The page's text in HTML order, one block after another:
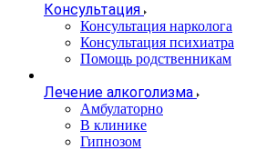
Консультация
Консультация нарколога
Консультация психиатра
Помощь родственникам
Лечение алкоголизма
Амбулаторно
В клинике
Гипнозом